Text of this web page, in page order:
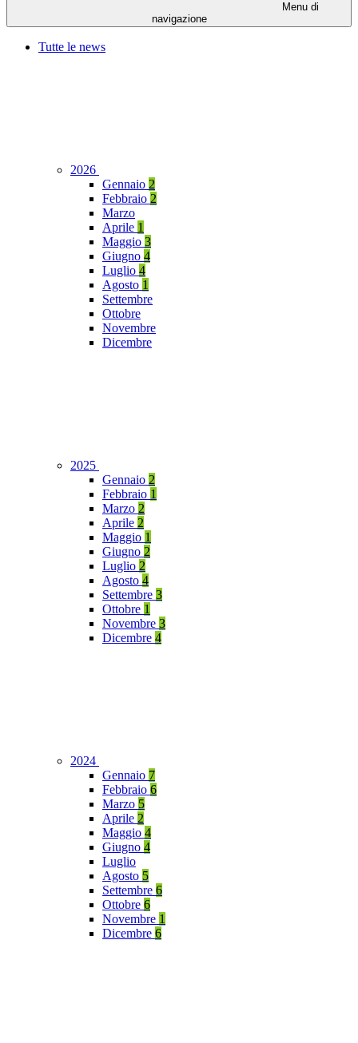
Menu di
navigazione
Tutte le news
2026
Gennaio 2
Febbraio 2
Marzo
Aprile 1
Maggio 3
Giugno 4
Luglio 4
Agosto 1
Settembre
Ottobre
Novembre
Dicembre
2025
Gennaio 2
Febbraio 1
Marzo 2
Aprile 2
Maggio 1
Giugno 2
Luglio 2
Agosto 4
Settembre 3
Ottobre 1
Novembre 3
Dicembre 4
2024
Gennaio 7
Febbraio 6
Marzo 5
Aprile 2
Maggio 4
Giugno 4
Luglio
Agosto 5
Settembre 6
Ottobre 6
Novembre 1
Dicembre 6